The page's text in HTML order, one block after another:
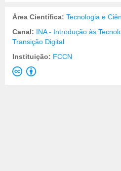
Área Científica: Tecnologia e
Canal: INA - Introdução às
Transição Digital
Instituição: FCCN